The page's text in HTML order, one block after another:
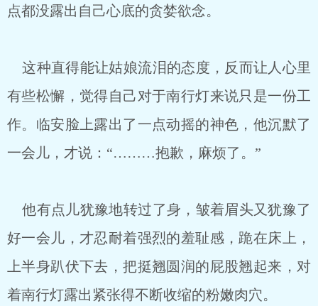
点都没露出自己心底的贪婪欲念。
这种直得能让姑娘流泪的态度，反而让人心里
有些松懈，觉得自己对于南行灯来说只是一份工
作。临安脸上露出了一点动摇的神色，他沉默了
一会儿，才说：“………抱歉，麻烦了。”
他有点儿犹豫地转过了身，皱着眉头又犹豫了
好一会儿，才忍耐着强烈的羞耻感，跪在床上，
上半身趴伏下去，把挺翘圆润的屁股翘起来，对
着南行灯露出紧张得不断收缩的粉嫩肉穴。